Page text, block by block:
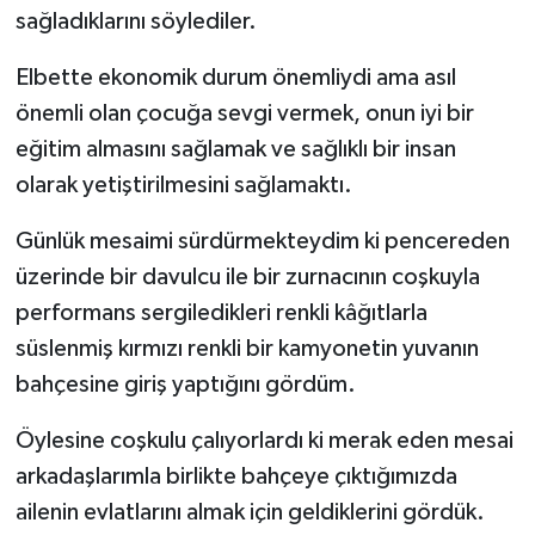
sağladıklarını söylediler.
Elbette ekonomik durum önemliydi ama asıl
önemli olan çocuğa sevgi vermek, onun iyi bir
eğitim almasını sağlamak ve sağlıklı bir insan
olarak yetiştirilmesini sağlamaktı.
Günlük mesaimi sürdürmekteydim ki pencereden
üzerinde bir davulcu ile bir zurnacının coşkuyla
performans sergiledikleri renkli kâğıtlarla
süslenmiş kırmızı renkli bir kamyonetin yuvanın
bahçesine giriş yaptığını gördüm.
Öylesine coşkulu çalıyorlardı ki merak eden mesai
arkadaşlarımla birlikte bahçeye çıktığımızda
ailenin evlatlarını almak için geldiklerini gördük.